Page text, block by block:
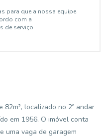
para que a nossa equipe
com a
de serviço
localizado no 2º andar
em 1956. O imóvel conta
uma vaga de garagem